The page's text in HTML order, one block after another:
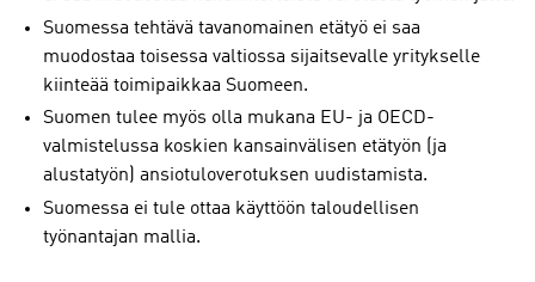
Suomessa tehtävä tavanomainen etätyö ei saa
muodostaa toisessa valtiossa sijaitsevalle yritykselle
kiinteää toimipaikkaa Suomeen.
Suomen tulee myös olla mukana EU- ja OECD-
valmistelussa koskien kansainvälisen etätyön (ja
alustatyön) ansiotuloverotuksen uudistamista.
Suomessa ei tule ottaa käyttöön taloudellisen
työnantajan mallia.